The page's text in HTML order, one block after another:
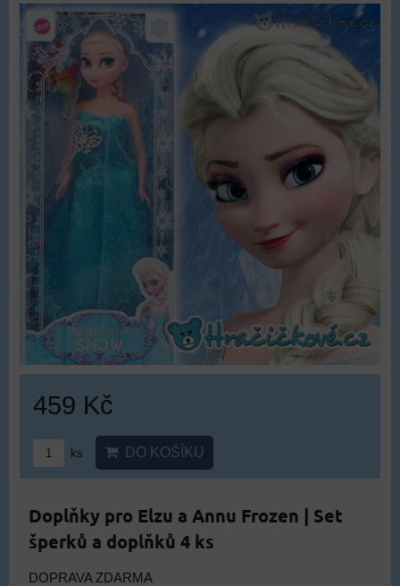
459 Kč
ks DO KOŠÍKU
Doplňky pro Elzu a Annu Frozen | Set
šperků a doplňků 4 ks
DOPRAVA ZDARMA